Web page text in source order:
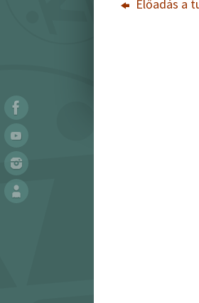
Előadás a